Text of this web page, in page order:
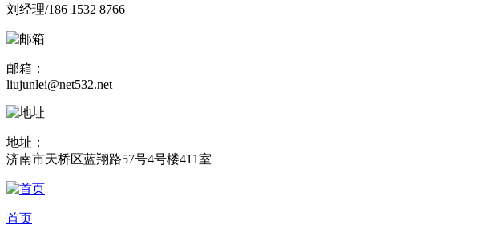
刘经理/186 1532 8766
邮箱：
liujunlei@net532.net
地址：
济南市天桥区蓝翔路57号4号楼411室
首页